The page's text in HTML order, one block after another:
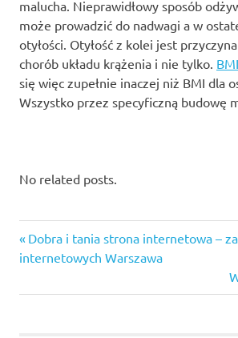
malucha. Nieprawidłowy sposób
może prowadzić do nadwagi a w
otyłości. Otyłość z kolei jest
chorób układu krążenia i nie tylko.
się więc zupełnie inaczej niż BMI dla
Wszystko przez specyficzną budowę
No related posts.
dla
dzieci
Nawigacja
Previous
Post:
Dobra i tania strona internetowa –
internetowych Warszawa